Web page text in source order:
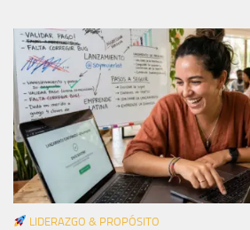
LIDERAZGO & PROPÓSITO